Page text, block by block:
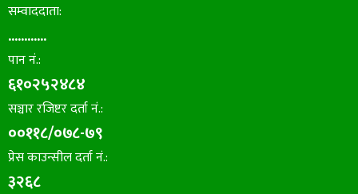
सम्वाददाता:
............
पान नं.:
६१०२५२४८४
सञ्चार रजिष्टर दर्ता नं.:
००११८/०७८-७९
प्रेस काउन्सील दर्ता नं.:
३२६८